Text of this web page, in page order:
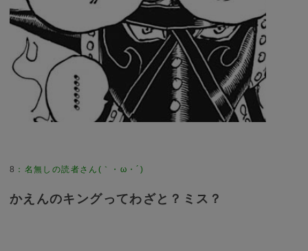
8 ： 名無しの読者さん(｀・ω・´)
かえんのキングってわざと？ミス？